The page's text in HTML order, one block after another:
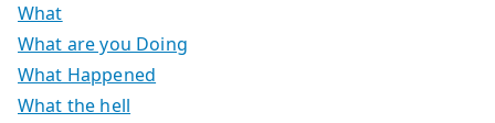
What
What are you Doing
What Happened
What the hell